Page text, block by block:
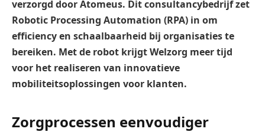
verzorgd door Atomeus. Dit consultancybedrijf zet
Robotic Processing Automation (RPA) in om
efficiency en schaalbaarheid bij organisaties te
bereiken. Met de robot krijgt Welzorg meer tijd
voor het realiseren van innovatieve
mobiliteitsoplossingen voor klanten.
Zorgprocessen eenvoudiger